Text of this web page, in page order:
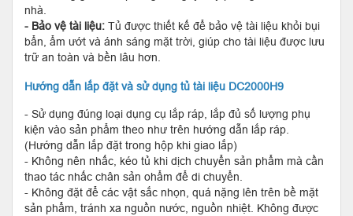
nhà.
- Bảo vệ tài liệu: Tủ được thiết kế để bảo vệ tài liệu khỏi bụi
bẩn, ẩm ướt và ánh sáng mặt trời, giúp cho tài liệu được lưu
trữ an toàn và bền lâu hơn.
Hướng dẫn lắp đặt và sử dụng tủ tài liệu DC2000H9
- Sử dụng đúng loại dụng cụ lắp ráp, lắp đủ số lượng phụ
kiện vào sản phẩm theo như trên hướng dẫn lắp ráp.
(Hướng dẫn lắp đặt trong hộp khi giao lắp)
- Không nên nhấc, kéo tủ khi dịch chuyển sản phẩm mà cần
thao tác nhấc chân sản ohẩm để di chuyển.
- Không đặt để các vật sắc nhọn, quá nặng lên trên bề mặt
sản phẩm, tránh xa nguồn nước, nguồn nhiệt. Không được